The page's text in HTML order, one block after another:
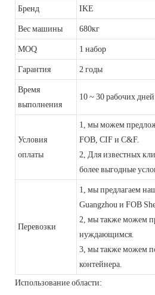
Бренд IKE
Вес машины 680кг
MOQ 1 набор
Гарантия 2 годы
Время
выполнения
10 ~ 30 рабочих дней
Условия
оплаты
1, мы можем
FOB, CIF и C&F.
2, Для известных
более выгодные
Перевозки
1, мы предлагаем
Guangzhou и FOB
2, мы также можем
нуждающимся.
3, мы также можем
контейнера.
Использование области: